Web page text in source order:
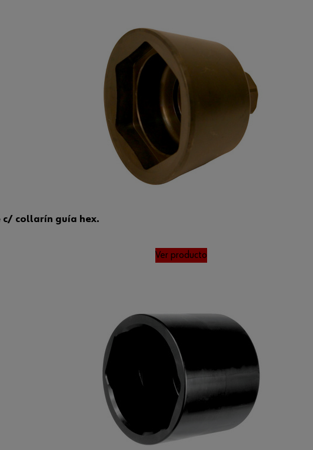
c/ collarín guía hex.
Ver producto